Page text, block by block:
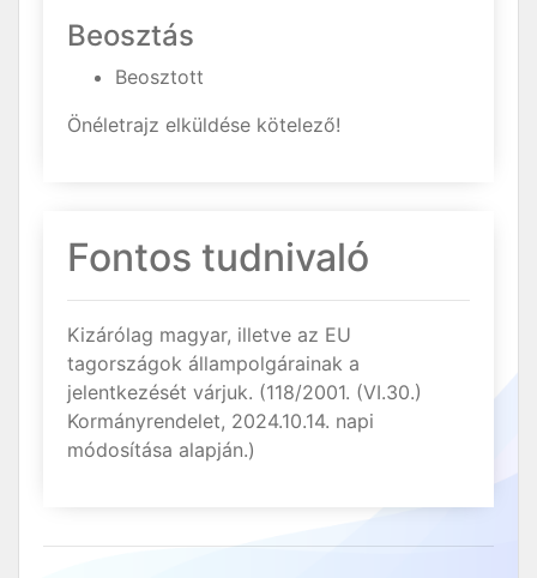
Beosztás
Beosztott
Önéletrajz elküldése kötelező!
Fontos tudnivaló
Kizárólag magyar, illetve az EU
tagországok állampolgárainak a
jelentkezését várjuk. (118/2001. (VI.30.)
Kormányrendelet, 2024.10.14. napi
módosítása alapján.)